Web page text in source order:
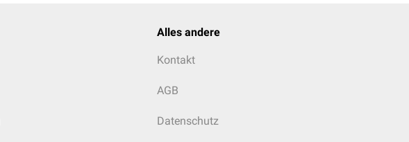
Alles andere
Kontakt
AGB
Datenschutz